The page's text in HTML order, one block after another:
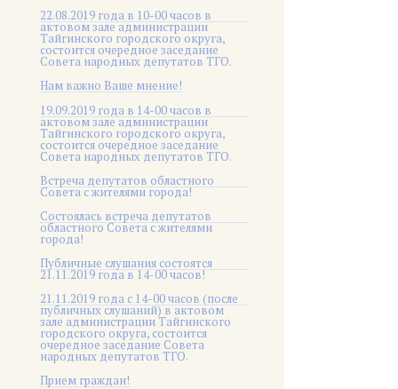
22.08.2019 года в 10-00 часов в
актовом зале администрации
Тайгинского городского округа,
состоится очередное заседание
Совета народных депутатов ТГО.
Нам важно Ваше мнение!
19.09.2019 года в 14-00 часов в
актовом зале администрации
Тайгинского городского округа,
состоится очередное заседание
Совета народных депутатов ТГО.
Встреча депутатов областного
Совета с жителями города!
Состоялась встреча депутатов
областного Совета с жителями
города!
Публичные слушания состоятся
21.11.2019 года в 14-00 часов!
21.11.2019 года с 14-00 часов (после
публичных слушаний) в актовом
зале администрации Тайгинского
городского округа, состоится
очередное заседание Совета
народных депутатов ТГО.
Прием граждан!